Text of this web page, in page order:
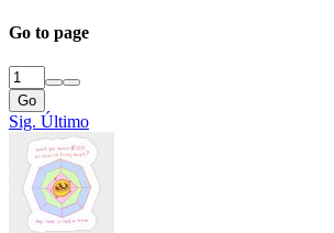
Go to page
Go
Sig. Último